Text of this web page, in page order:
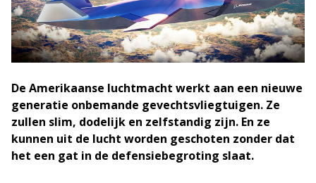
De Amerikaanse luchtmacht werkt aan een nieuwe
generatie onbemande gevechtsvliegtuigen. Ze
zullen slim, dodelijk en zelfstandig zijn. En ze
kunnen uit de lucht worden geschoten zonder dat
het een gat in de defensiebegroting slaat.